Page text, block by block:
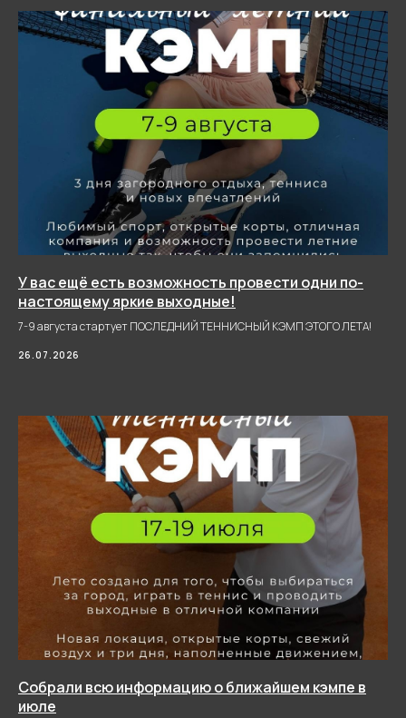
У вас ещё есть возможность провести одни по-
настоящему яркие выходные!
7-9 августа стартует ПОСЛЕДНИЙ ТЕННИСНЫЙ КЭМП ЭТОГО ЛЕТА!
26.07.2026
Собрали всю информацию о ближайшем кэмпе в
июле
И СОБЫТИЙ ШКОЛЫ
Йога и
растяжка